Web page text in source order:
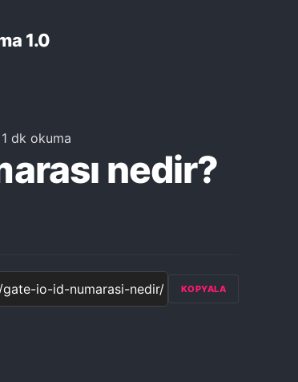
1.0
1 dk okuma
nedir?
KOPYALA